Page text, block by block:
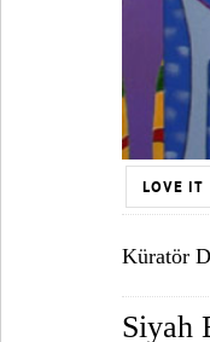
LOVE IT
Küratör
Siyah